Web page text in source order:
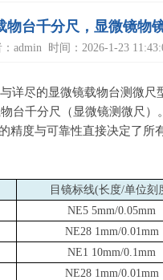
物台千分尺，显微镜物
admin 时间：2026-1-23
详尽的显微镜载物台测微
台千分尺（显微镜测微尺）
精度与可靠性直接决定了
目镜标线(长度/单位刻
NE5 5mm/0.05mm
NE28 1mm/0.01mm
NE1 10mm/0.1mm
NE28 1mm/0.01mm